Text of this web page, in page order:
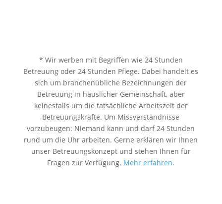
* Wir werben mit Begriffen wie 24 Stunden
Betreuung oder 24 Stunden Pflege. Dabei handelt es
sich um branchenübliche Bezeichnungen der
Betreuung in häuslicher Gemeinschaft, aber
keinesfalls um die tatsächliche Arbeitszeit der
Betreuungskräfte. Um Missverständnisse
vorzubeugen: Niemand kann und darf 24 Stunden
rund um die Uhr arbeiten. Gerne erklären wir Ihnen
unser Betreuungskonzept und stehen Ihnen für
Fragen zur Verfügung. Mehr erfahren.